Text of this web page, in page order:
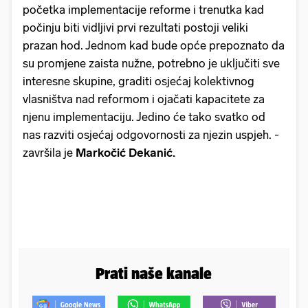
početka implementacije reforme i trenutka kad
počinju biti vidljivi prvi rezultati postoji veliki
prazan hod. Jednom kad bude opće prepoznato da
su promjene zaista nužne, potrebno je uključiti sve
interesne skupine, graditi osjećaj kolektivnog
vlasništva nad reformom i ojačati kapacitete za
njenu implementaciju. Jedino će tako svatko od
nas razviti osjećaj odgovornosti za njezin uspjeh. -
završila je Markočić Dekanić.
Prati naše kanale